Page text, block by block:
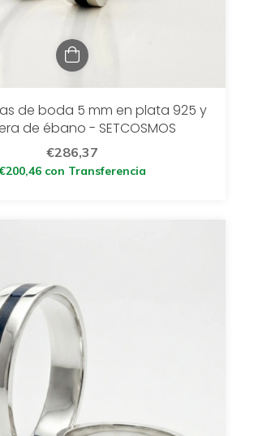
de boda 5 mm en plata 925 y
de ébano - SETCOSMOS
€286,37
con Transferencia